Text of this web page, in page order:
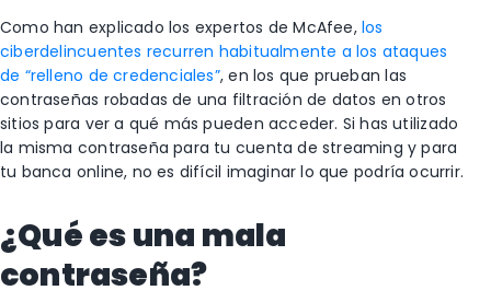
Como han explicado los expertos de McAfee,los
ciberdelincuentes recurren habitualmente a los ataques
de “relleno de credenciales”, en los que prueban las
contraseñas robadas de una filtración de datos en otros
sitios para ver a qué más pueden acceder. Si has utilizado
la misma contraseña para tu cuenta de streaming y para
tu banca online, no es difícil imaginar lo que podría ocurrir.
¿Qué es una mala
contraseña?